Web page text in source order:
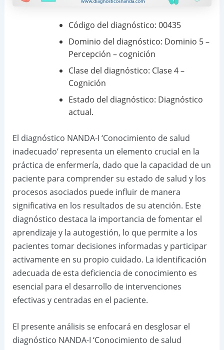
Código del diagnóstico: 00435
Dominio del diagnóstico: Dominio 5 –
Percepción – cognición
Clase del diagnóstico: Clase 4 –
Cognición
Estado del diagnóstico: Diagnóstico
actual.
El diagnóstico NANDA-I ‘Conocimiento de salud
inadecuado’ representa un elemento crucial en la
práctica de enfermería, dado que la capacidad de un
paciente para comprender su estado de salud y los
procesos asociados puede influir de manera
significativa en los resultados de su atención. Este
diagnóstico destaca la importancia de fomentar el
aprendizaje y la autogestión, lo que permite a los
pacientes tomar decisiones informadas y participar
activamente en su propio cuidado. La identificación
adecuada de esta deficiencia de conocimiento es
esencial para el desarrollo de intervenciones
efectivas y centradas en el paciente.
El presente análisis se enfocará en desglosar el
diagnóstico NANDA-I ‘Conocimiento de salud